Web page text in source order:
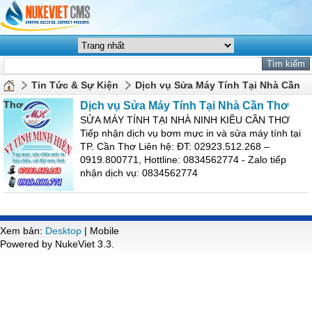
Tin Tức & Sự Kiện
Dịch vụ Sửa Máy Tính Tại Nhà Cần
Thơ
Dịch vụ Sửa Máy Tính Tại Nhà Cần Thơ
SỬA MÁY TÍNH TẠI NHÀ NINH KIỀU CẦN THƠ
Tiếp nhận dịch vụ bơm mực in và sửa máy tính tại
TP. Cần Thơ Liên hệ: ĐT: 02923.512.268 –
0919.800771, Hottline: 0834562774 - Zalo tiếp
nhận dịch vụ: 0834562774
Xem bản: Desktop | Mobile
Powered by NukeViet 3.3.